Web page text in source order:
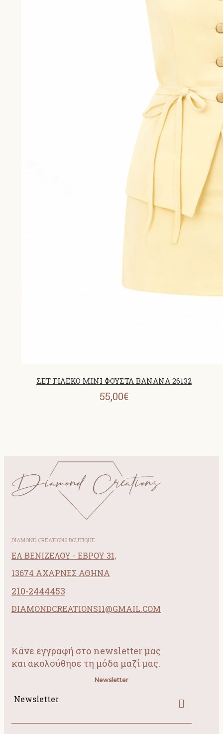
ΣΕΤ ΓΙΛΕΚΟ MINI ΦΟΥΣΤΑ BANANA 26132
55,00€
DIAMOND CREATIONS BOUTIQUE
ΕΛ ΒΕΝΙΖΕΛΟΥ - ΕΒΡΟΥ 31,
13674 ΑΧΑΡΝΕΣ ΑΘΗΝΑ
210-2444453
DIAMONDCREATIONS11@GMAIL.COM
Κάνε εγγραφή στο newsletter μας
και ακολούθησε τη μόδα μαζί μας.
Newsletter
Newsletter